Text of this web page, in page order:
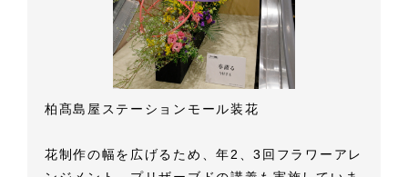
柏髙島屋ステーションモール装花
花制作の幅を広げるため、年2、3回フラワーアレ